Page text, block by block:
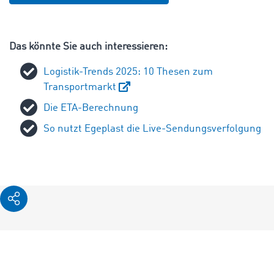
Das könnte Sie auch interessieren:
Logistik-Trends 2025: 10 Thesen zum
Transportmarkt
Die ETA-Berechnung
So nutzt Egeplast die Live-Sendungsverfolgung